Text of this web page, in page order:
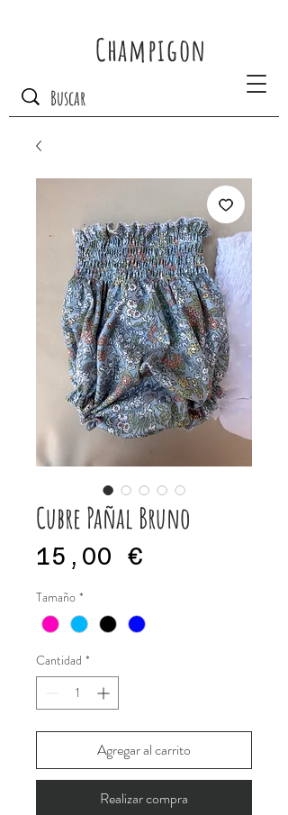
Champigon
Cubre Pañal Bruno
15,00 €
Tamaño *
Cantidad *
Agregar al carrito
Realizar compra